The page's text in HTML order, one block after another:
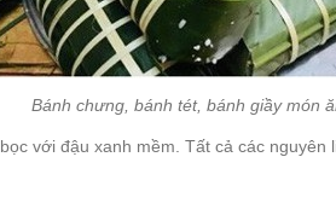
Bánh chưng, bánh tét, bánh giầy món
với đậu xanh mềm. Tất cả các